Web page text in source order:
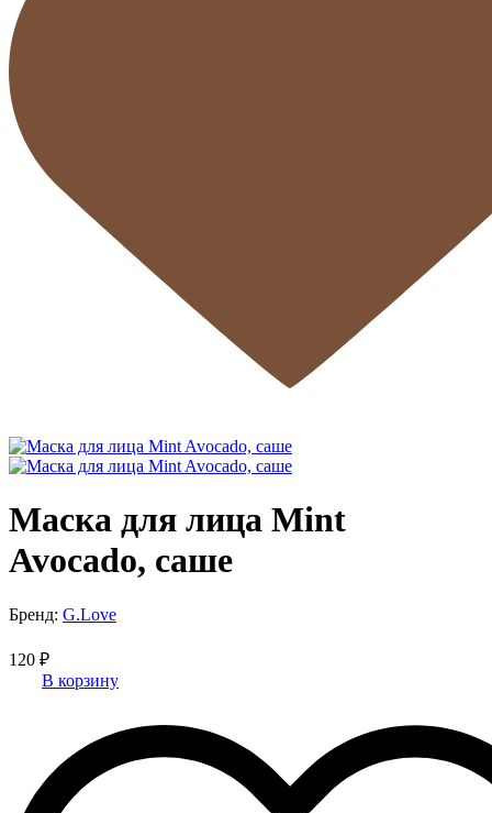
Маска для лица Mint
Avocado, саше
Бренд: G.Love
120 ₽
В корзину